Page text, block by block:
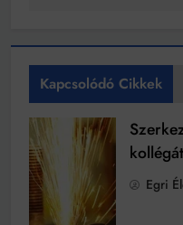
Kapcsolódó Cikkek
Egri